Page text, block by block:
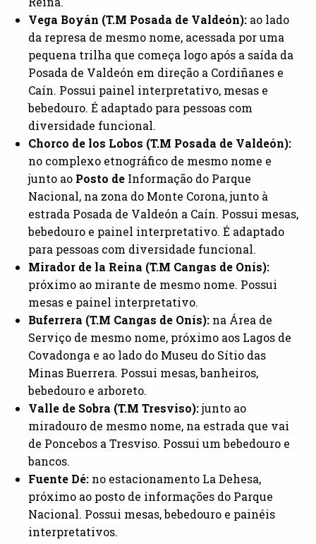
Vega Boyán (T.M Posada de Valdeón): ao lado
da represa de mesmo nome, acessada por uma
pequena trilha que começa logo após a saída da
Posada de Valdeón em direção a Cordiñanes e
Caín. Possui painel interpretativo, mesas e
bebedouro. É adaptado para pessoas com
diversidade funcional.
Chorco de los Lobos (T.M Posada de Valdeón):
no complexo etnográfico de mesmo nome e
junto ao Posto de Informação do Parque
Nacional, na zona do Monte Corona, junto à
estrada Posada de Valdeón a Caín. Possui mesas,
bebedouro e painel interpretativo. É adaptado
para pessoas com diversidade funcional.
Mirador de la Reina (T.M Cangas de Onís):
próximo ao mirante de mesmo nome. Possui
mesas e painel interpretativo.
Buferrera (T.M Cangas de Onís): na Área de
Serviço de mesmo nome, próximo aos Lagos de
Covadonga e ao lado do Museu do Sítio das
Minas Buerrera. Possui mesas, banheiros,
bebedouro e arboreto.
Valle de Sobra (T.M Tresviso):junto ao
miradouro de mesmo nome, na estrada que vai
de Poncebos a Tresviso. Possui um bebedouro e
bancos.
Fuente Dé: no estacionamento La Dehesa,
próximo ao posto de informações do Parque
Nacional. Possui mesas, bebedouro e painéis
interpretativos.